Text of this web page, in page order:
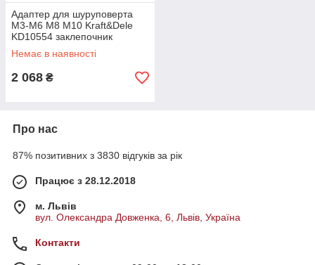
Адаптер для шуруповерта
M3-M6 M8 M10 Kraft&Dele
KD10554 заклепочник
адаптер для шуруповерта
дриля
Немає в наявності
2 068 ₴
Про нас
87% позитивних з 3830 відгуків за рік
Працює з 28.12.2018
м. Львів
вул. Олександра Довженка, 6, Львів, Україна
Контакти